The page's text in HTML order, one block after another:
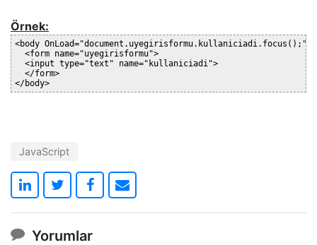
Örnek:
<body OnLoad="document.uyegirisformu.kullaniciadi.focus();">
<form name="uyegirisformu">
<input type="text" name="kullaniciadi">
</form>
</body>
JavaScript
Yorumlar